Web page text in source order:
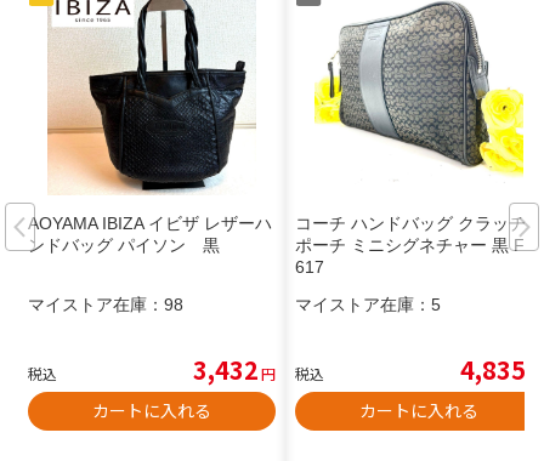
AOYAMA IBIZA イビザ レザーハ
ンドバッグ パイソン 黒
マイストア在庫： 98
税込 3,432円
カートに入れる
コーチ ハンドバッグ クラッチ
ポーチ ミニシグネチャー 黒 FM
617
マイストア在庫： 5
税込 4,835
カートに入れる